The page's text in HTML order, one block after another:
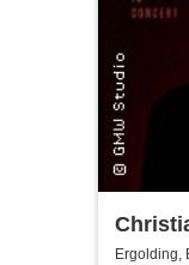
Ergolding,